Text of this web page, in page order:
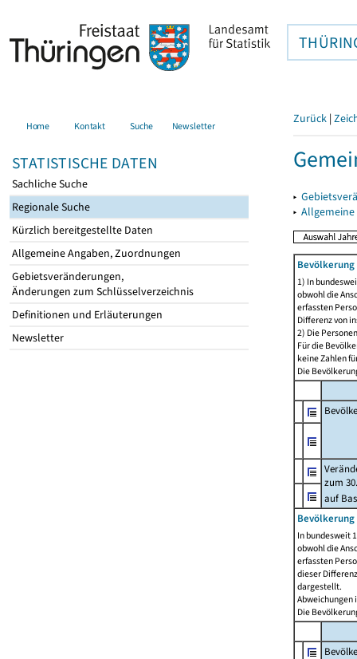
Home Kontakt Suche Newsletter
STATISTISCHE DATEN
Sachliche Suche
Regionale Suche
Kürzlich bereitgestellte Daten
Allgemeine Angaben, Zuordnungen
Gebietsveränderungen,
Änderungen zum Schlüsselverzeichnis
Definitionen und Erläuterungen
Newsletter
Zurück |
▸
▸
1) In
obwohl die
erfassten
Differenz von
2) Die
Für die
keine Zahlen
Die
zum
auf
Bevölkerung
In bundesweit
obwohl die
erfassten
dieser
dargestellt.
Abweichungen
Die